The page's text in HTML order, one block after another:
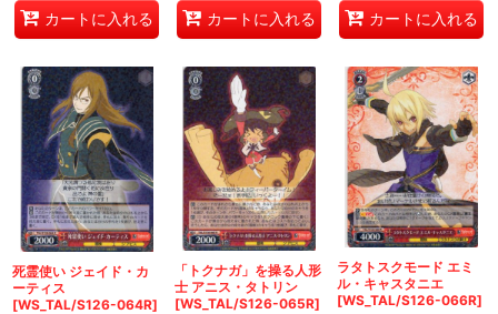
カートに入れる カートに入れる カートに入れる
死霊使い ジェイド・カ
ーティス
[WS_TAL/S126-064R]
「トクナガ」を操る人形
士 アニス・タトリン
[WS_TAL/S126-065R]
ラタトスクモード エミ
ル・キャスタニエ
[WS_TAL/S126-066R]